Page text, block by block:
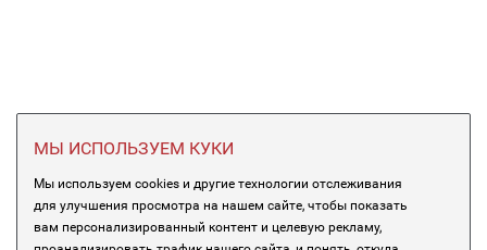
МЫ ИСПОЛЬЗУЕМ КУКИ
Мы используем cookies и другие технологии отслеживания
для улучшения просмотра на нашем сайте, чтобы показать
вам персонализированный контент и целевую рекламу,